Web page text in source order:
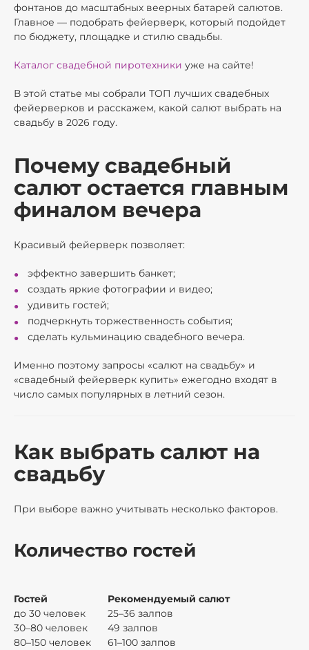
фонтанов до масштабных веерных батарей салютов.
Главное — подобрать фейерверк, который подойдет
по бюджету, площадке и стилю свадьбы.
Каталог свадебной пиротехники уже на сайте!
В этой статье мы собрали ТОП лучших свадебных
фейерверков и расскажем, какой салют выбрать на
свадьбу в 2026 году.
Почему свадебный
салют остается главным
финалом вечера
Красивый фейерверк позволяет:
эффектно завершить банкет;
создать яркие фотографии и видео;
удивить гостей;
подчеркнуть торжественность события;
сделать кульминацию свадебного вечера.
Именно поэтому запросы «салют на свадьбу» и
«свадебный фейерверк купить» ежегодно входят в
число самых популярных в летний сезон.
Как выбрать салют на
свадьбу
При выборе важно учитывать несколько факторов.
Количество гостей
Гостей
Рекомендуемый салют
до 30 человек
25–36 залпов
30–80 человек
49 залпов
80–150 человек
61–100 залпов